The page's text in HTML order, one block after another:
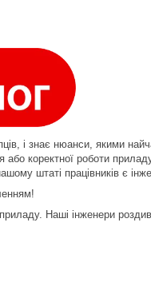
і знає нюанси, якими
або коректної роботи
штаті працівників є
. Наші інженери